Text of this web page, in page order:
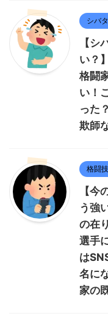
シバ
【シ
い？
格闘
い！
った
欺師
格闘
【今
う強
の在
選手
は
名に
家の